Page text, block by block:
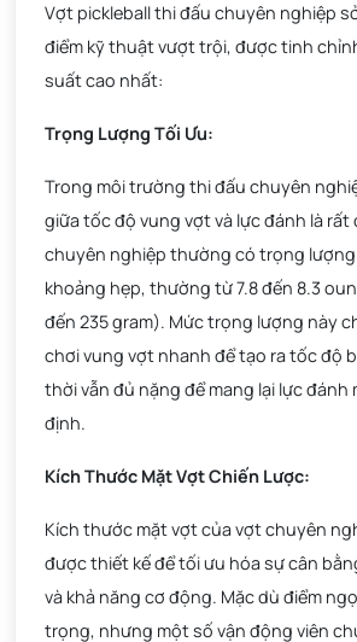
Vợt pickleball thi đấu chuyên nghiệp
điểm kỹ thuật vượt trội, được tinh
suất cao nhất:
Trọng Lượng Tối Ưu:
Trong môi trường thi đấu chuyên
giữa tốc độ vung vợt và lực đánh là
chuyên nghiệp thường có trọng
khoảng hẹp, thường từ 7.8 đến 8.3
đến 235 gram). Mức trọng lượng này
chơi vung vợt nhanh để tạo ra tốc độ
thời vẫn đủ nặng để mang lại lực đánh
định.
Kích Thước Mặt Vợt Chiến Lược:
Kích thước mặt vợt của vợt chuyên
được thiết kế để tối ưu hóa sự cân
và khả năng cơ động. Mặc dù điểm
trọng, nhưng một số vận động viên